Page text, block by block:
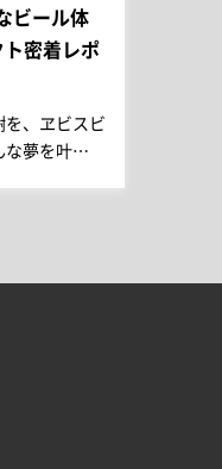
ビール体
密着レポ
、ヱビスビ
な夢を叶…